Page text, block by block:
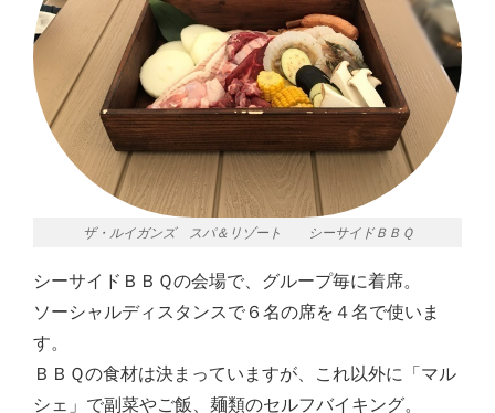
ザ・ルイガンズ スパ＆リゾート シーサイドＢＢＱ
シーサイドＢＢＱの会場で、グループ毎に着席。
ソーシャルディスタンスで６名の席を４名で使いま
す。
ＢＢＱの食材は決まっていますが、これ以外に「マル
シェ」で副菜やご飯、麺類のセルフバイキング。